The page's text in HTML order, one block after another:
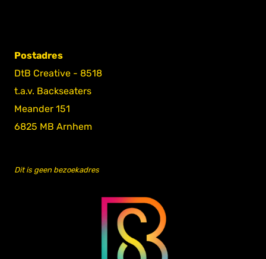
Postadres
DtB Creative - 8518
t.a.v. Backseaters
Meander 151
6825 MB Arnhem
Dit is geen bezoekadres